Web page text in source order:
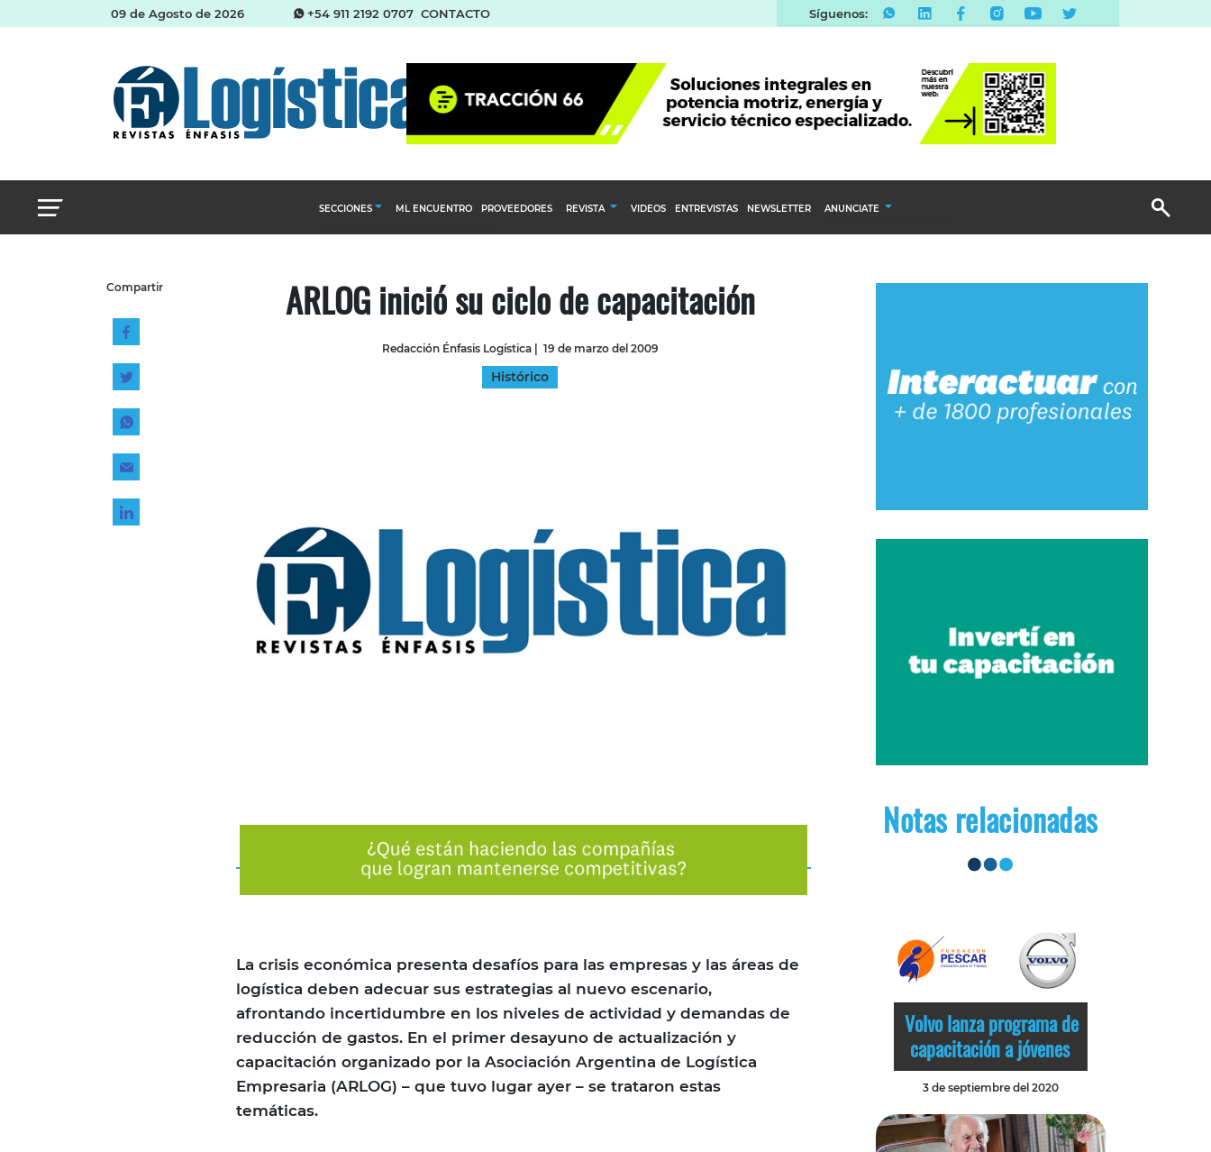
09 de Agosto de 2026 +54 911 2192 0707 CONTACTO Síguenos:
SECCIONES
Almacenes e inventarios
Logística y distribución
ML ENCUENTRO PROVEEDORES REVISTA VIDEOS ENTREVISTAS NEWSLETTER ANUNCIATE
Email Marketing
Compartir ARLOG inició su ciclo de capacitación
Redacción Énfasis Logística| 19 de marzo del 2009
Histórico
La crisis económica presenta desafíos para las empresas y las áreas de
logística deben adecuar sus estrategias al nuevo escenario,
afrontando incertidumbre en los niveles de actividad y demandas de
reducción de gastos. En el primer desayuno de actualización y
capacitación organizado por la Asociación Argentina de Logística
Empresaria (ARLOG) – que tuvo lugar ayer – se trataron estas
temáticas.
Notas relacionadas
Volvo lanza programa de
capacitación a jóvenes
3 de septiembre del 2020